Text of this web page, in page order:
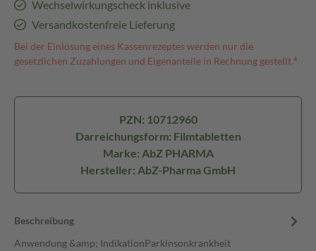
Wechselwirkungscheck inklusive
Versandkostenfreie Lieferung
Bei der Einlösung eines Kassenrezeptes werden nur die
gesetzlichen Zuzahlungen und Eigenanteile in Rechnung gestellt.⁴
PZN: 10712960
Darreichungsform: Filmtabletten
Marke: AbZ PHARMA
Hersteller: AbZ-Pharma GmbH
Beschreibung
Anwendung &amp; IndikationParkinsonkrankheit